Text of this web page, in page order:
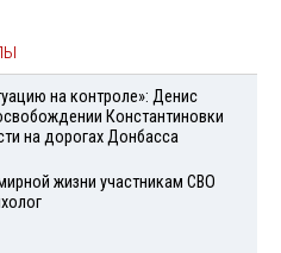
на контроле»: Денис
Константиновки
на дорогах Донбасса
жизни участникам СВО